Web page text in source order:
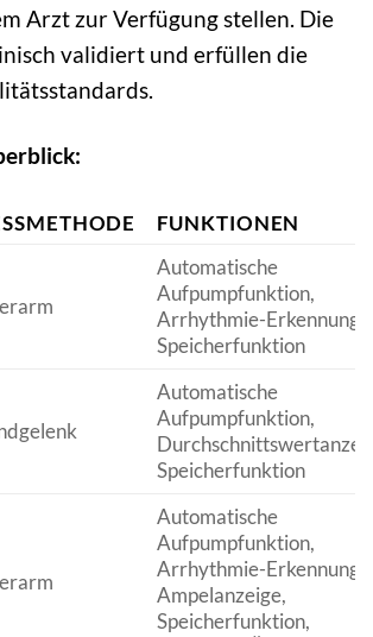
Arzt zur Verfügung stellen. Die
validiert und erfüllen die
FUNKTIONEN
Automatische
Aufpumpfunktion,
Arrhythmie-Erkennung,
Speicherfunktion
Automatische
Aufpumpfunktion,
Speicherfunktion
Automatische
Aufpumpfunktion,
Arrhythmie-Erkennung,
Ampelanzeige,
Speicherfunktion,